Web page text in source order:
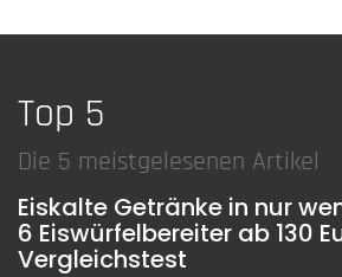
Top 5
Die 5 meistgelesenen Artikel
Eiskalte Getränke in nur
6 Eiswürfelbereiter ab 130
Vergleichstest